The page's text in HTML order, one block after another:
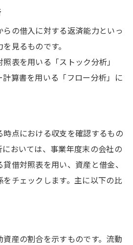
の借入に対する返済能力といっ
見るものです。
表を用いる「ストック分析」
計算書を用いる「フロー分析」に
点における収支を確認するもの
おいては、事業年度末の会社の
借対照表を用い、資産と借金、
チェックします。主に以下の比
産の割合を示すものです。流動